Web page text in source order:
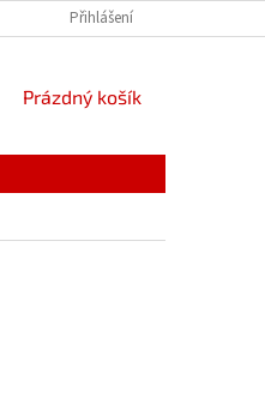
REKLAMACE
Přihlášení
NÁKUPNÍ
Prázdný košík